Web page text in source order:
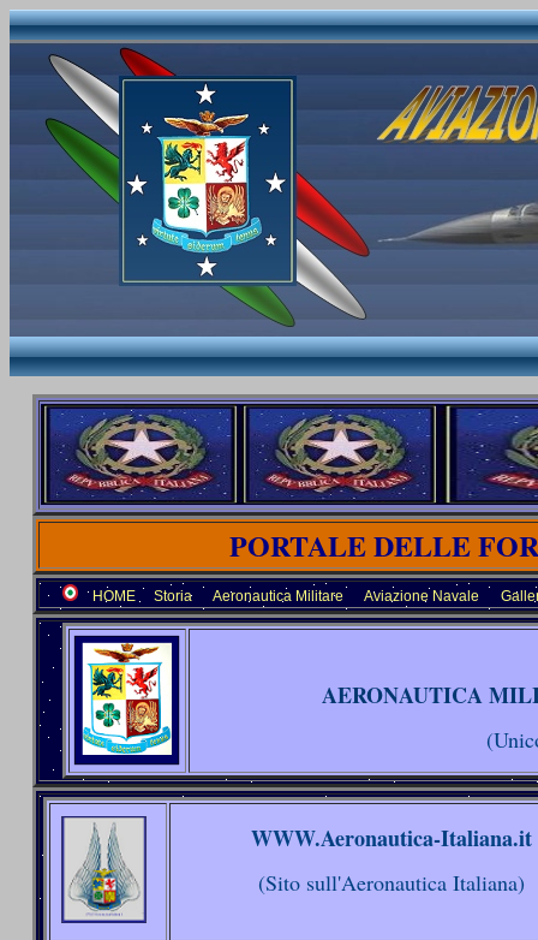
PORTALE DELLE
HOME Storia Aeronautica Militare Aviazione Navale
AERONAUTICA
WWW.Aeronautica-Italiana.it
(Sito sull'Aeronautica Italiana)